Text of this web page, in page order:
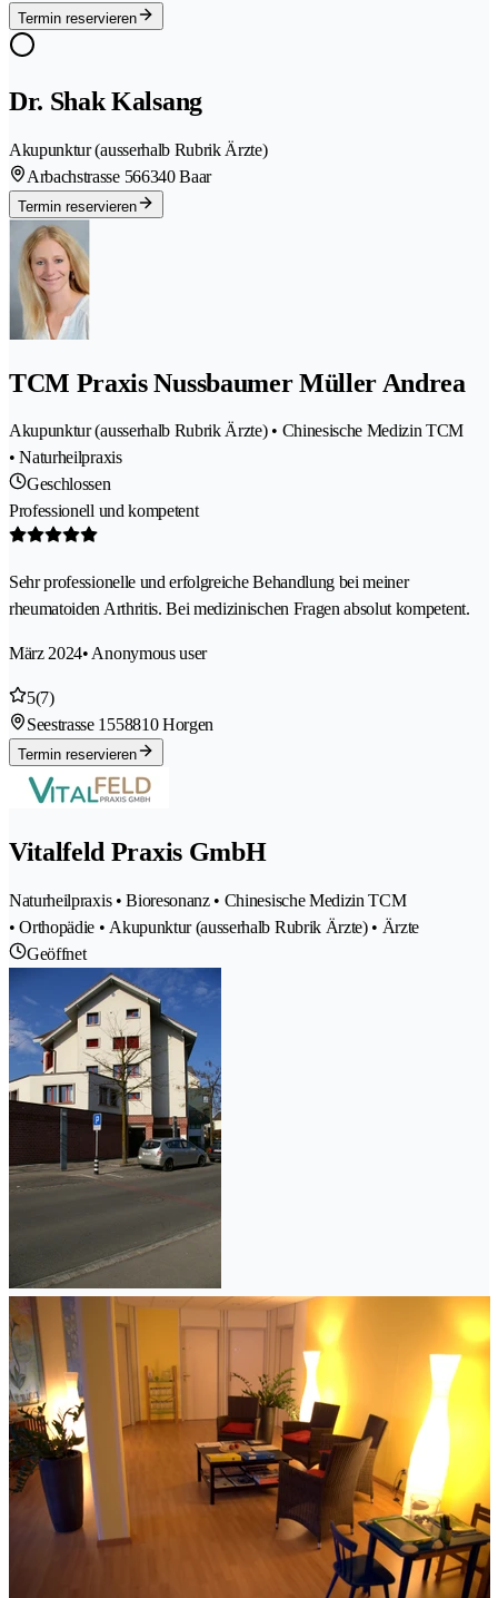
Termin reservieren
Dr. Shak Kalsang
Akupunktur (ausserhalb Rubrik Ärzte)
Arbachstrasse 566340 Baar
Termin reservieren
TCM Praxis Nussbaumer Müller Andrea
Akupunktur (ausserhalb Rubrik Ärzte) • Chinesische Medizin TCM
• Naturheilpraxis
Geschlossen
Professionell und kompetent
Sehr professionelle und erfolgreiche Behandlung bei meiner
rheumatoiden Arthritis. Bei medizinischen Fragen absolut kompetent.
März 2024• Anonymous user
5(7)
Seestrasse 1558810 Horgen
Termin reservieren
Vitalfeld Praxis GmbH
Naturheilpraxis • Bioresonanz • Chinesische Medizin TCM
• Orthopädie • Akupunktur (ausserhalb Rubrik Ärzte) • Ärzte
Geöffnet